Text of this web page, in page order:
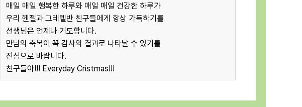
매일 매일 행복한 하루와 매일 매일 건강한 하루가
우리 헨젤과 그레텔반 친구들에게 항상 가득하기를
선생님은 언제나 기도합니다.
만남의 축복이 꼭 감사의 결과로 나타날 수 있기를
진심으로 바랍니다.
친구들아!!! Everyday Cristmas!!!